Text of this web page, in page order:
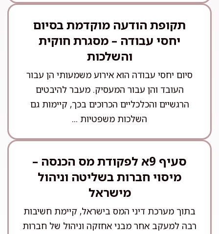
תקופת הודעה מוקדמת בסיום
יחסי עבודה – מסגרת חוקית
והשלכות
סיום יחסי עבודה הוא אירוע משמעותי הן עבור
העובד והן עבור המעסיק. מעבר להיבטים
הרגשיים והכלכליים הכרוכים בכך, קיימות גם
השלכות משפטיות ...
סעיף 9א לפקודת מס הכנסה –
מיסוי חברות בשליטה וניהול
מישראל
בתוך מערכת דיני המס בישראל, קיימת חשיבות
רבה למעקב אחר מבני אחזקה וניהול של חברות